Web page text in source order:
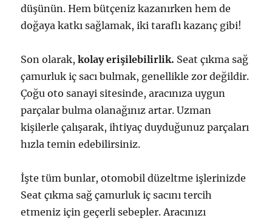
düşünün. Hem bütçeniz kazanırken hem de
doğaya katkı sağlamak, iki taraflı kazanç gibi!
Son olarak,kolay erişilebilirlik. Seat çıkma sağ
çamurluk iç sacı bulmak, genellikle zor değildir.
Çoğu oto sanayi sitesinde, aracınıza uygun
parçalar bulma olanağınız artar. Uzman
kişilerle çalışarak, ihtiyaç duyduğunuz parçaları
hızla temin edebilirsiniz.
İşte tüm bunlar, otomobil düzeltme işlerinizde
Seat çıkma sağ çamurluk iç sacını tercih
etmeniz için geçerli sebepler. Aracınızı